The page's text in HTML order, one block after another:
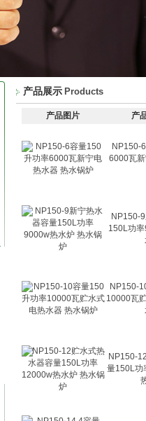
产品展示 Products
产品图片 产
NP150-
6000瓦
NP150-
150L功
NP150-
10000瓦
NP150-
量150L功